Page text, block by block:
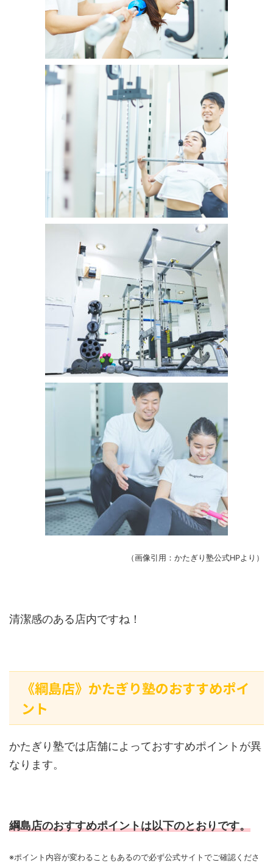
（画像引用：かたぎり塾公式HPより）
清潔感のある店内ですね！
《綱島店》かたぎり塾のおすすめポイ
ント
かたぎり塾では店舗によっておすすめポイントが異
なります。
綱島店のおすすめポイントは以下のとおりです。
※ポイント内容が変わることもあるので必ず公式サイトでご確認くださ